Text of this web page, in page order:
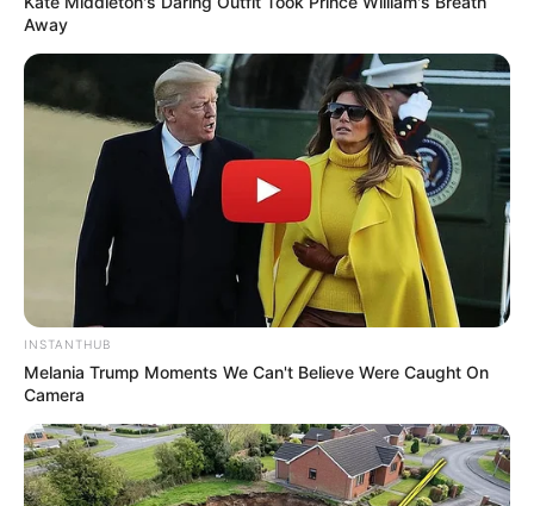
Away
INSTANTHUB
Melania Trump Moments We Can't Believe Were Caught On
Camera